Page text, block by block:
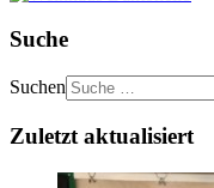
Suche
Suchen
Zuletzt aktualisiert